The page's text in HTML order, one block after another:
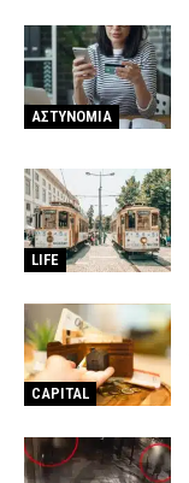
ΑΣΤΥΝΟΜΙΑ
LIFE
CAPITAL